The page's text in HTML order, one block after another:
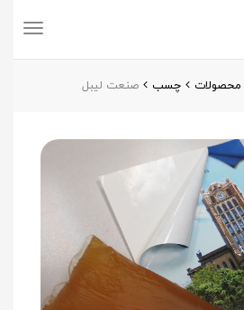
Toggle
محصولات چسب صنعت لیبل